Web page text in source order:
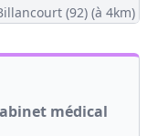
(92) (à 4km)
médical